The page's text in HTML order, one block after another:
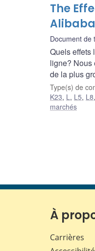
The
Alibaba
Document de
Quels effets
ligne? Nous
de la plus
Type(s) de
K23, L, L5, L8,
marchés
À
Carrières